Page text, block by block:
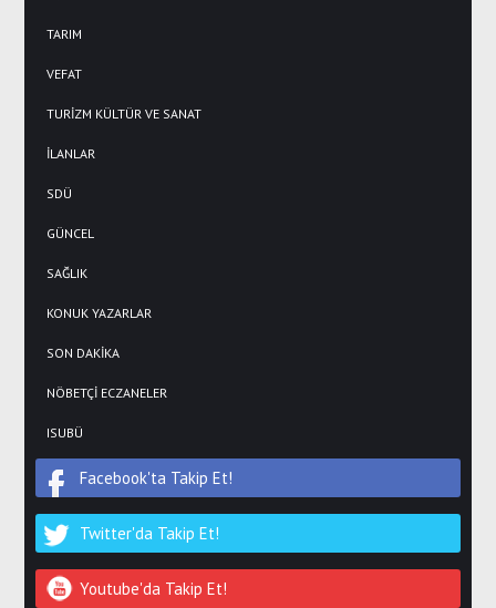
TARIM
VEFAT
TURİZM KÜLTÜR VE SANAT
İLANLAR
SDÜ
GÜNCEL
SAĞLIK
KONUK YAZARLAR
SON DAKİKA
NÖBETÇİ ECZANELER
ISUBÜ
Facebook'ta Takip Et!
Twitter'da Takip Et!
Youtube'da Takip Et!